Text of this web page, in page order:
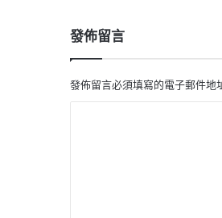
發佈留言
發佈留言必須填寫的電子郵件地